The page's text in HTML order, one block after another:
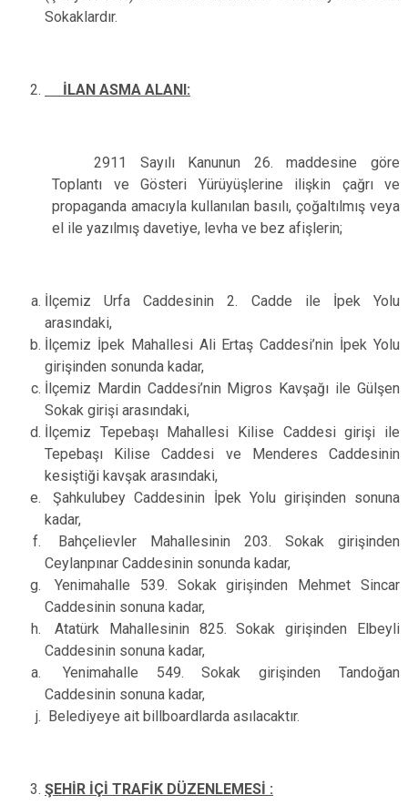
Sokaklardır.
İLAN ASMA ALANI:
2911 Sayılı Kanunun 26. maddesine göre
Toplantı ve Gösteri Yürüyüşlerine ilişkin çağrı ve
propaganda amacıyla kullanılan basılı, çoğaltılmış veya
el ile yazılmış davetiye, levha ve bez afişlerin;
İlçemiz Urfa Caddesinin 2. Cadde ile İpek Yolu
arasındaki,
İlçemiz İpek Mahallesi Ali Ertaş Caddesi’nin İpek Yolu
girişinden sonunda kadar,
İlçemiz Mardin Caddesi’nin Migros Kavşağı ile Gülşen
Sokak girişi arasındaki,
İlçemiz Tepebaşı Mahallesi Kilise Caddesi girişi ile
Tepebaşı Kilise Caddesi ve Menderes Caddesinin
kesiştiği kavşak arasındaki,
Şahkulubey Caddesinin İpek Yolu girişinden sonuna
kadar,
Bahçelievler Mahallesinin 203. Sokak girişinden
Ceylanpınar Caddesinin sonunda kadar,
Yenimahalle 539. Sokak girişinden Mehmet Sincar
Caddesinin sonuna kadar,
Atatürk Mahallesinin 825. Sokak girişinden Elbeyli
Caddesinin sonuna kadar,
Yenimahalle 549. Sokak girişinden Tandoğan
Caddesinin sonuna kadar,
Belediyeye ait billboardlarda asılacaktır.
ŞEHİR İÇİ TRAFİK DÜZENLEMESİ :